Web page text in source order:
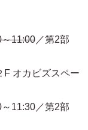
11:00 ／第2部
カビズスペー
／第2部